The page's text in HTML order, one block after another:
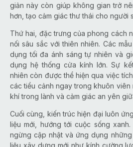
giản này còn giúp không gian trở
hơn, tạo cảm giác thư thái cho người
Thứ hai, đặc trưng của phong cách
nối sâu sắc với thiên nhiên. Các
dụng tối đa ánh sáng tự nhiên và
dụng hệ thống cửa kính lớn. Sự
nhiên còn được thể hiện qua việc
các tiểu cảnh ngay trong khuôn viên
khí trong lành và cảm giác an yên
Cuối cùng, kiến trúc hiện đại luôn
liệu mới, hướng tới cuộc sống
ngừng cập nhật và ứng dụng
liệu xây dựng mới như kính cường